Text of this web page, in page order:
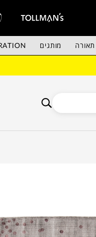
תאורה מותגים